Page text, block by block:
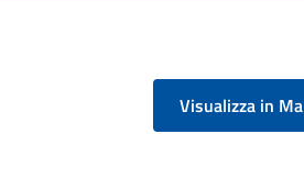
Visualizza in